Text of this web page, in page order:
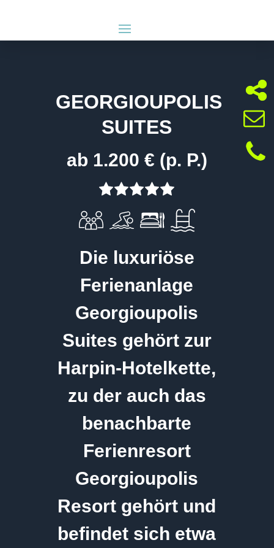
GEORGIOUPOLIS
SUITES
ab 1.200 € (p. P.)
Die luxuriöse
Ferienanlage
Georgioupolis
Suites gehört zur
Harpin-Hotelkette,
zu der auch das
benachbarte
Ferienresort
Georgioupolis
Resort gehört und
befindet sich etwa